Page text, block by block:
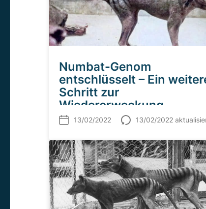
Numbat-Genom
entschlüsselt – Ein
Schritt zur
Wiedererweckung
ausgestorbener
13/02/2022 13/02/2022